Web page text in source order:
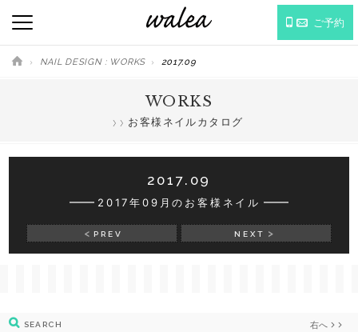
ご予約
NAIL DESIGN : WORKS 2017.09
WORKS
お客様ネイルカタログ
2017.09
2017年09月のお客様ネイル
PREV NEXT
SEARCH 右へ